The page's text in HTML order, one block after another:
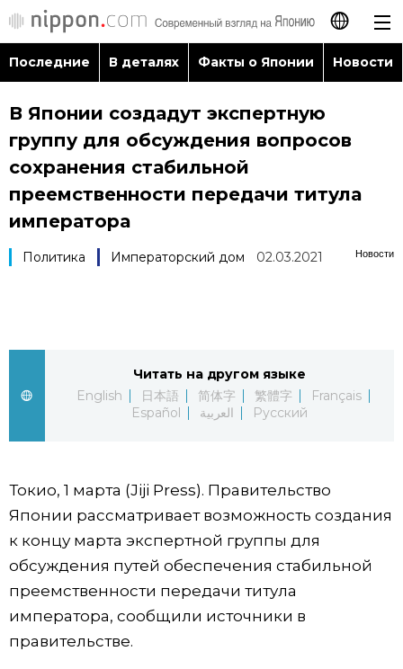
日本語
English
繁體字
Français
Последние
В деталях
Путеводитель по Японии
Последние В деталях Факты о Японии Новости
В Японии создадут экспертную
группу для обсуждения вопросов
сохранения стабильной
преемственности передачи титула
императора
Новости
Политика Императорский дом 02.03.2021
Читать на другом языке
English
日本語 简体字 繁體字
Français
Español
العربية Русский
Токио, 1 марта (Jiji Press). Правительство
Японии рассматривает возможность создания
к концу марта экспертной группы для
обсуждения путей обеспечения стабильной
преемственности передачи титула
императора, сообщили источники в
правительстве.